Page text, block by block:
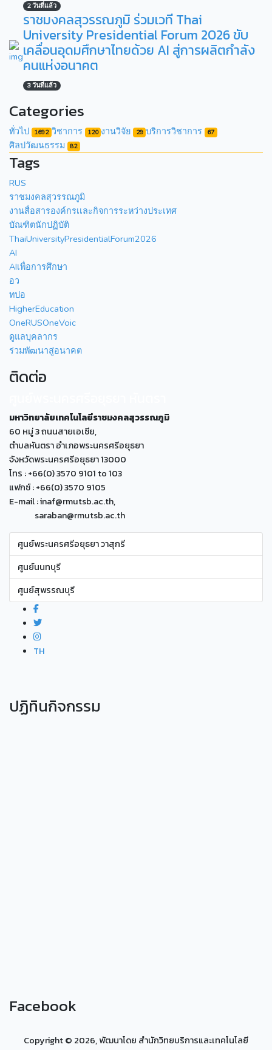
2 วันที่แล้ว
ราชมงคลสุวรรณภูมิ ร่วมเวที Thai
University Presidential Forum 2026 ขับ
เคลื่อนอุดมศึกษาไทยด้วย AI สู่การผลิตกำลัง
คนแห่งอนาคต
3 วันที่แล้ว
Categories
ทั่วไป 1692 วิชาการ 120 งานวิจัย 29 บริการวิชาการ 67
ศิลปวัฒนธรรม 82
Tags
RUS
ราชมงคลสุวรรณภูมิ
งานสื่อสารองค์กรเเละกิจการระหว่างประเทศ
บัณฑิตนักปฏิบัติ
ThaiUniversityPresidentialForum2026
AI
AIเพื่อการศึกษา
อว
ทปอ
HigherEducation
OneRUSOneVoic
ดูแลบุคลากร
ร่วมพัฒนาสู่อนาคต
ติดต่อ
มหาวิทยาลัยเทคโนโลยีราชมงคลสุวรรณภูมิ
60 หมู่ 3 ถนนสายเอเซีย,
ตำบลหันตรา อำเภอพระนครศรีอยุธยา
จังหวัดพระนครศรีอยุธยา 13000
โทร : +66(0) 3570 9101 to 103
แฟกซ์ : +66(0) 3570 9105
E-mail : inaf@rmutsb.ac.th,
saraban@rmutsb.ac.th
ศูนย์พระนครศรีอยุธยา วาสุกรี
ศูนย์นนทบุรี
ศูนย์สุพรรณบุรี
TH
ปฏิทินกิจกรรม
Facebook
Copyright © 2026, พัฒนาโดย สำนักวิทยบริการและเทคโนโลยี